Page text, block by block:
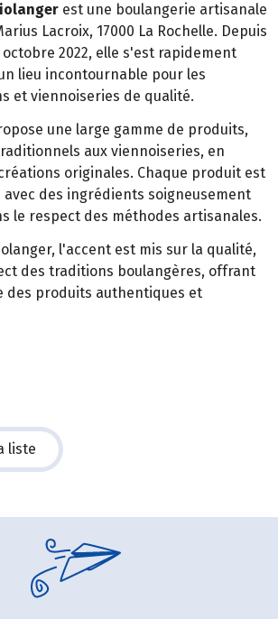
est une boulangerie artisanale
Lacroix, 17000 La Rochelle. Depuis
2022, elle s'est rapidement
lieu incontournable pour les
et viennoiseries de qualité.
une large gamme de produits,
aux viennoiseries, en
originales. Chaque produit est
avec des ingrédients soigneusement
le respect des méthodes artisanales.
l'accent est mis sur la qualité,
des traditions boulangères, offrant
des produits authentiques et
liste